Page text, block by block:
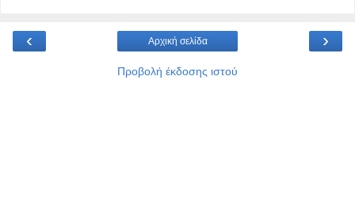
‹ ›
Αρχική σελίδα
Προβολή έκδοσης ιστού